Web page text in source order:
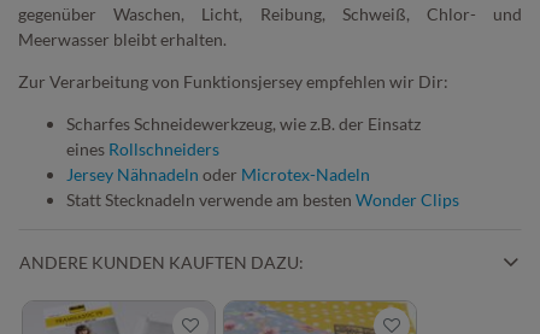
gegenüber Waschen, Licht, Reibung, Schweiß, Chlor- und
Meerwasser bleibt erhalten.
Zur Verarbeitung von Funktionsjersey empfehlen wir Dir:
Scharfes Schneidewerkzeug, wie z.B. der Einsatz
eines Rollschneiders
Jersey Nähnadeln oder Microtex-Nadeln
Statt Stecknadeln verwende am besten Wonder Clips
ANDERE KUNDEN KAUFTEN DAZU: